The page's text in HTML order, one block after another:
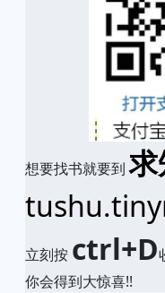
想要找书就要到
立刻按 ctrl+D
你会得到大惊喜!!